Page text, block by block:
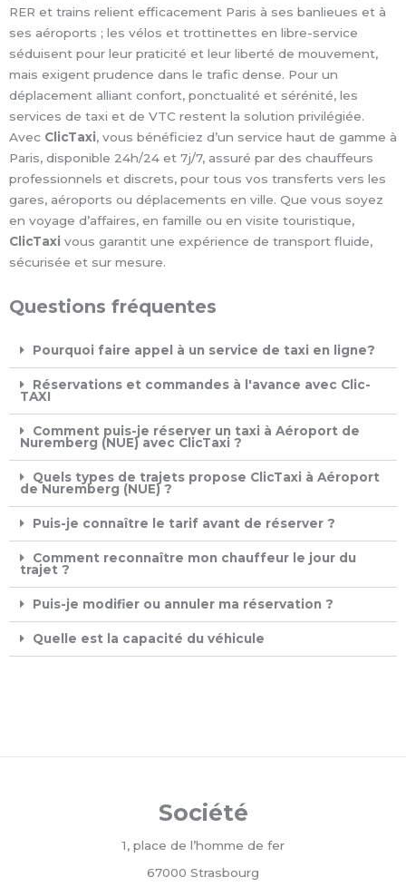
RER et trains relient efficacement Paris à ses banlieues et à
ses aéroports ; les vélos et trottinettes en libre-service
séduisent pour leur praticité et leur liberté de mouvement,
mais exigent prudence dans le trafic dense. Pour un
déplacement alliant confort, ponctualité et sérénité, les
services de taxi et de VTC restent la solution privilégiée.
Avec ClicTaxi, vous bénéficiez d’un service haut de gamme à
Paris, disponible 24h/24 et 7j/7, assuré par des chauffeurs
professionnels et discrets, pour tous vos transferts vers les
gares, aéroports ou déplacements en ville. Que vous soyez
en voyage d’affaires, en famille ou en visite touristique,
ClicTaxi vous garantit une expérience de transport fluide,
sécurisée et sur mesure.
Questions fréquentes
Pourquoi faire appel à un service de taxi en ligne?
Réservations et commandes à l'avance avec Clic-
TAXI ​
Comment puis-je réserver un taxi à Aéroport de
Nuremberg (NUE) avec ClicTaxi ?
Quels types de trajets propose ClicTaxi à Aéroport
de Nuremberg (NUE) ?
Puis-je connaître le tarif avant de réserver ?
Comment reconnaître mon chauffeur le jour du
trajet ?
Puis-je modifier ou annuler ma réservation ?
Quelle est la capacité du véhicule
Société
1, place de l’homme de fer
67000 Strasbourg